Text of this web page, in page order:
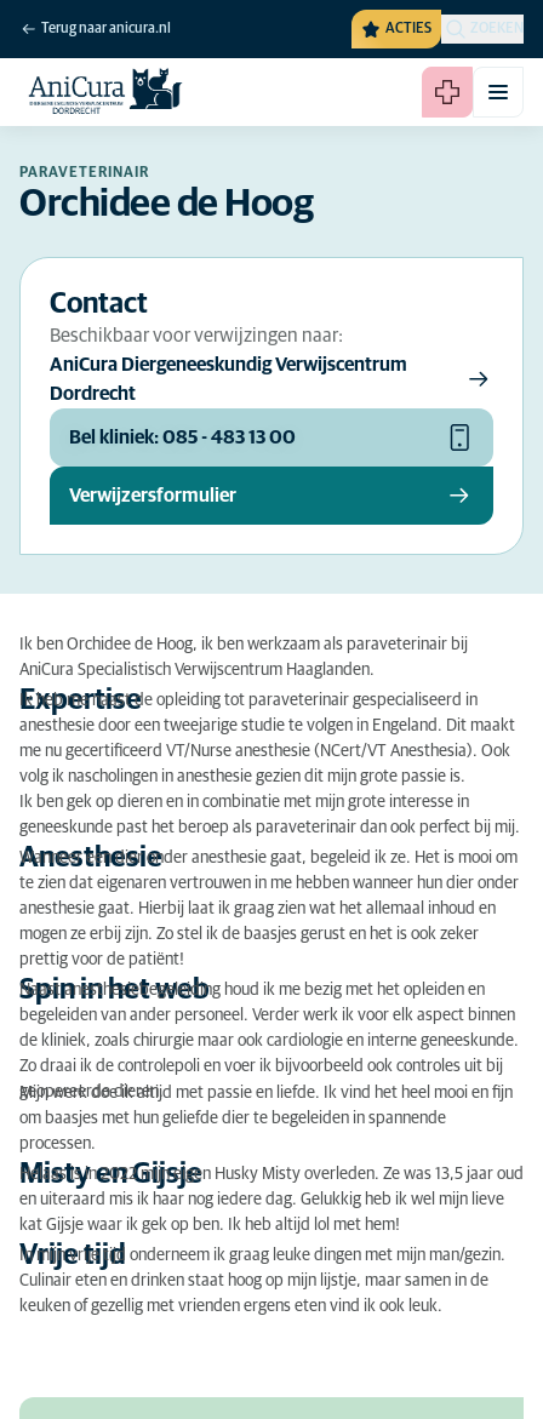
Terug naar anicura.nl ACTIES ZOEKEN
PARAVETERINAIR
Orchidee de Hoog
Contact
Beschikbaar voor verwijzingen naar:
AniCura Diergeneeskundig Verwijscentrum
Dordrecht
Bel kliniek: 085 - 483 13 00
Verwijzersformulier
Ik ben Orchidee de Hoog, ik ben werkzaam als paraveterinair bij
AniCura Specialistisch Verwijscentrum Haaglanden.
Expertise
Ik heb me naast de opleiding tot paraveterinair gespecialiseerd in
anesthesie door een tweejarige studie te volgen in Engeland. Dit maakt
me nu gecertificeerd VT/Nurse anesthesie (NCert/VT Anesthesia). Ook
volg ik nascholingen in anesthesie gezien dit mijn grote passie is.
Ik ben gek op dieren en in combinatie met mijn grote interesse in
geneeskunde past het beroep als paraveterinair dan ook perfect bij mij.
Anesthesie
Wanneer een dier onder anesthesie gaat, begeleid ik ze. Het is mooi om
te zien dat eigenaren vertrouwen in me hebben wanneer hun dier onder
anesthesie gaat. Hierbij laat ik graag zien wat het allemaal inhoud en
mogen ze erbij zijn. Zo stel ik de baasjes gerust en het is ook zeker
prettig voor de patiënt!
Spin in het web
Naast anesthesiebegeleiding houd ik me bezig met het opleiden en
begeleiden van ander personeel. Verder werk ik voor elk aspect binnen
de kliniek, zoals chirurgie maar ook cardiologie en interne geneeskunde.
Zo draai ik de controlepoli en voer ik bijvoorbeeld ook controles uit bij
geopereerde dieren.
Mijn werk doe ik altijd met passie en liefde. Ik vind het heel mooi en fijn
om baasjes met hun geliefde dier te begeleiden in spannende
processen.
Misty en Gijsje
Helaas is in 2022 mijn eigen Husky Misty overleden. Ze was 13,5 jaar oud
en uiteraard mis ik haar nog iedere dag. Gelukkig heb ik wel mijn lieve
kat Gijsje waar ik gek op ben. Ik heb altijd lol met hem!
Vrije tijd
In mijn vrije tijd onderneem ik graag leuke dingen met mijn man/gezin.
Culinair eten en drinken staat hoog op mijn lijstje, maar samen in de
keuken of gezellig met vrienden ergens eten vind ik ook leuk.